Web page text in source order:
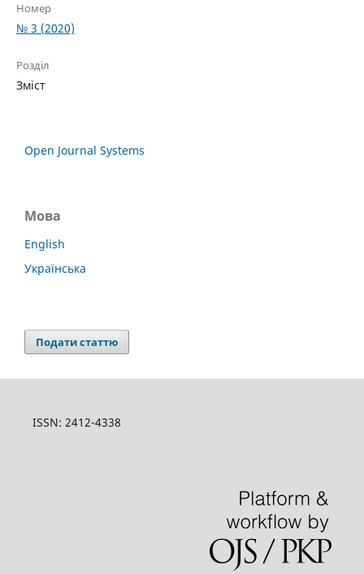
Номер
№ 3 (2020)
Розділ
Зміст
Open Journal Systems
Мова
English
Українська
Подати статтю
ISSN: 2412-4338